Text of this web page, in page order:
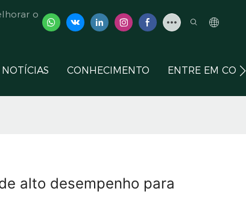
o
NOTÍCIAS CONHECIMENTO ENTRE EM
alto desempenho para